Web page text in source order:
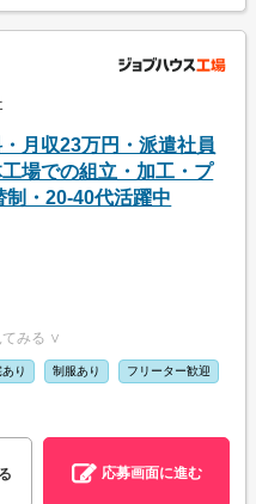
月収23万円・派遣社員
場での組立・加工・プ
制・20-40代活躍中
みる ∨
り 制服あり フリーター歓迎
応募画面に進む